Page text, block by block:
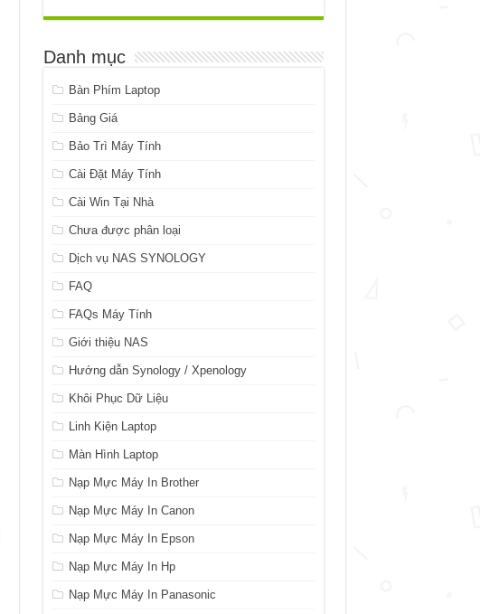
Danh mục
Bàn Phím Laptop
Bảng Giá
Bảo Trì Máy Tính
Cài Đặt Máy Tính
Cài Win Tại Nhà
Chưa được phân loại
Dịch vụ NAS SYNOLOGY
FAQ
FAQs Máy Tính
Giới thiệu NAS
Hướng dẫn Synology / Xpenology
Khôi Phục Dữ Liệu
Linh Kiện Laptop
Màn Hình Laptop
Nạp Mực Máy In Brother
Nạp Mực Máy In Canon
Nạp Mực Máy In Epson
Nạp Mực Máy In Hp
Nạp Mực Máy In Panasonic